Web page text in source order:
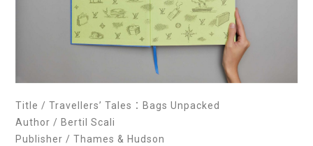
Title / Travellers’ Tales：Bags Unpacked
Author / Bertil Scali
Publisher / Thames & Hudson